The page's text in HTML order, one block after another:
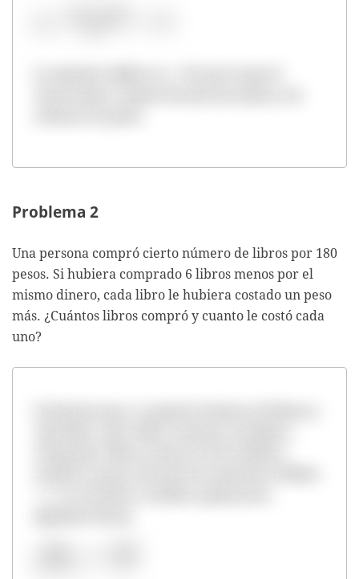
Problema 2
Una persona compró cierto número de libros por 180
pesos. Si hubiera comprado 6 libros menos por el
mismo dinero, cada libro le hubiera costado un peso
más. ¿Cuántos libros compró y cuanto le costó cada
uno?